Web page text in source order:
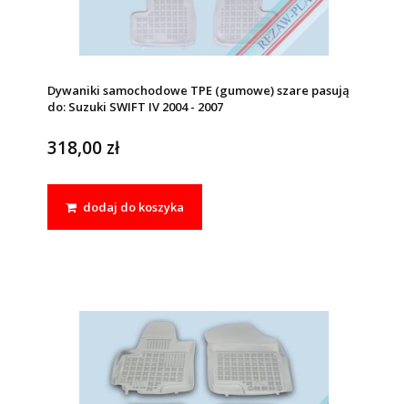
Dywaniki samochodowe TPE (gumowe) szare pasują
do: Suzuki SWIFT IV 2004 - 2007
318,00 zł
dodaj do koszyka